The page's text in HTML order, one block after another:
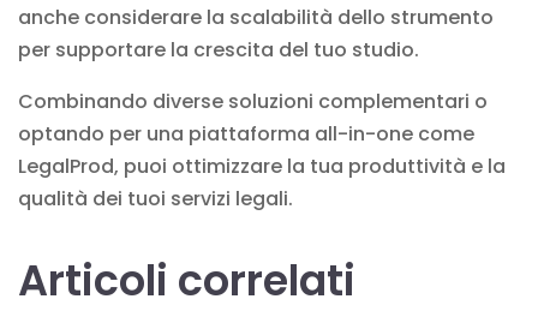
anche considerare la scalabilità dello strumento
per supportare la crescita del tuo studio.
Combinando diverse soluzioni complementari o
optando per una piattaforma all-in-one come
LegalProd, puoi ottimizzare la tua produttività e la
qualità dei tuoi servizi legali.
Articoli correlati